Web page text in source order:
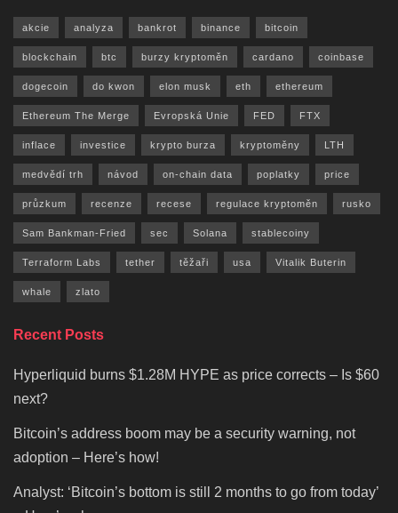
akcie analyza bankrot binance bitcoin
blockchain btc burzy kryptoměn cardano coinbase
dogecoin do kwon elon musk eth ethereum
Ethereum The Merge Evropská Unie FED FTX
inflace investice krypto burza kryptoměny LTH
medvědí trh návod on-chain data poplatky price
průzkum recenze recese regulace kryptoměn rusko
Sam Bankman-Fried sec Solana stablecoiny
Terraform Labs tether těžaři usa Vitalik Buterin
whale zlato
Recent Posts
Hyperliquid burns $1.28M HYPE as price corrects – Is $60
next?
Bitcoin’s address boom may be a security warning, not
adoption – Here’s how!
Analyst: ‘Bitcoin’s bottom is still 2 months to go from today’